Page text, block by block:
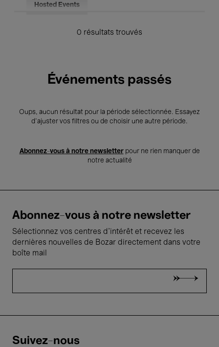
Hosted Events
0 résultats trouvés
Événements passés
Oups, aucun résultat pour la période sélectionnée. Essayez
d’ajuster vos filtres ou de choisir une autre période.
Abonnez-vous à notre newsletterpour ne rien manquer de
notre actualité
Abonnez-vous à notre newsletter
Sélectionnez vos centres d'intérêt et recevez les
dernières nouvelles de Bozar directement dans votre
boîte mail
Suivez-nous